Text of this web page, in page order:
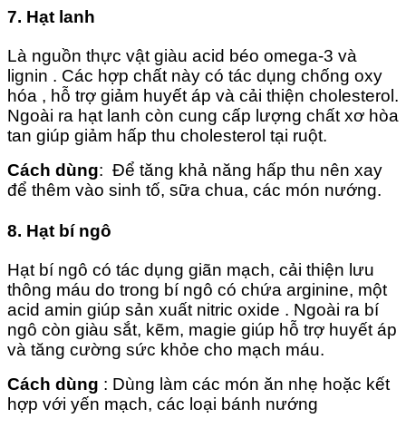
7. Hạt lanh
Là nguồn thực vật giàu acid béo omega-3 và
lignin . Các hợp chất này có tác dụng chống oxy
hóa , hỗ trợ giảm huyết áp và cải thiện cholesterol.
Ngoài ra hạt lanh còn cung cấp lượng chất xơ hòa
tan giúp giảm hấp thu cholesterol tại ruột.
Cách dùng: Để tăng khả năng hấp thu nên xay
để thêm vào sinh tố, sữa chua, các món nướng.
8. Hạt bí ngô
Hạt bí ngô có tác dụng giãn mạch, cải thiện lưu
thông máu do trong bí ngô có chứa arginine, một
acid amin giúp sản xuất nitric oxide . Ngoài ra bí
ngô còn giàu sắt, kẽm, magie giúp hỗ trợ huyết áp
và tăng cường sức khỏe cho mạch máu.
Cách dùng : Dùng làm các món ăn nhẹ hoặc kết
hợp với yến mạch, các loại bánh nướng